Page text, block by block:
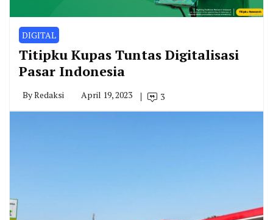
DIGITAL
Titipku Kupas Tuntas Digitalisasi
Pasar Indonesia
ByRedaksi April 19, 2023 3